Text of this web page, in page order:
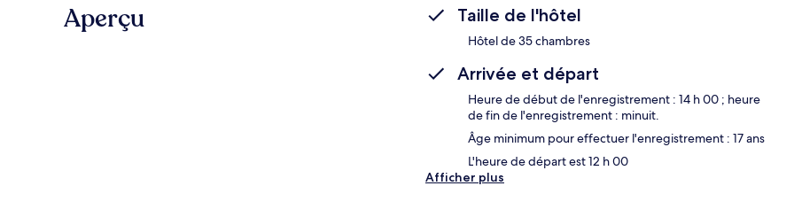
Aperçu Taille de l'hôtel
Hôtel de 35 chambres
Arrivée et départ
Heure de début de l'enregistrement : 14 h 00 ; heure
de fin de l'enregistrement : minuit.
Âge minimum pour effectuer l'enregistrement : 17 ans
L'heure de départ est 12 h 00
Afficher plus